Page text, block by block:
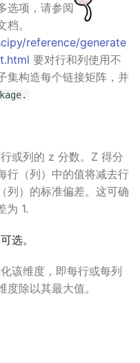
选项，请参阅
。
reference/generate
要对行和列使用不
集构造每个链接矩阵，并
或列的 z 分数。Z 得分
（列）中的值将减去行
列）的标准偏差。这可确
为 1.
选。
该维度，即每行或每列
除以其最大值。